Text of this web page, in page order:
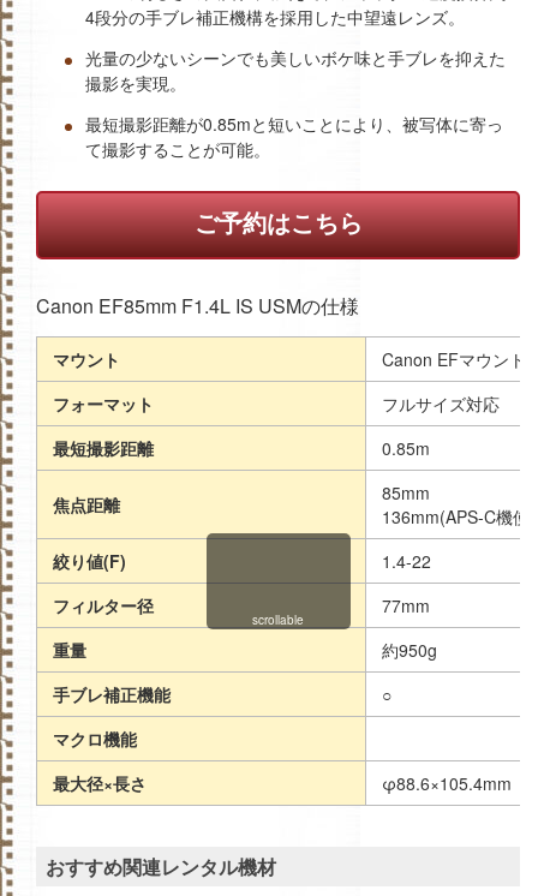
4段分の手ブレ補正機構を採用した中望遠レンズ。
光量の少ないシーンでも美しいボケ味と手ブレを抑えた
撮影を実現。
最短撮影距離が0.85mと短いことにより、被写体に寄っ
て撮影することが可能。
ご予約はこちら
Canon EF85mm F1.4L IS USMの仕様
マウント
Canon EFマウント
フォーマット
フルサイズ対応
最短撮影距離
0.85m
焦点距離
85mm
136mm(APS-C機使
絞り値(F)
1.4-22
フィルター径
77mm
重量
約950g
手ブレ補正機能
○
マクロ機能
最大径×長さ
φ88.6×105.4mm
scrollable
おすすめ関連レンタル機材